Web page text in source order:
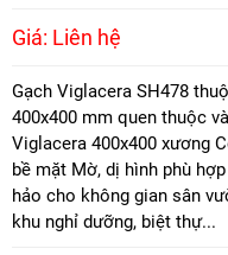
Giá: Liên hệ
Gạch Viglacera SH478
400x400 mm quen thuộc
Viglacera 400x400 xương
bề mặt Mờ, dị hình phù
hảo cho không gian sân
khu nghỉ dưỡng, biệt thự...